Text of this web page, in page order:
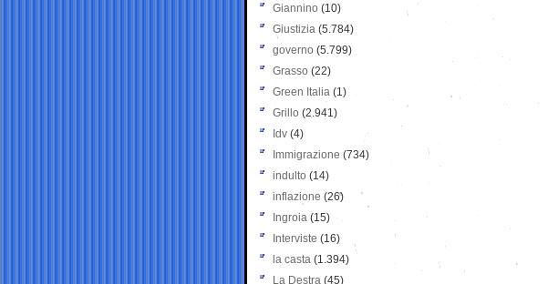
Giannino (10)
Giustizia (5.784)
governo (5.799)
Grasso (22)
Green Italia (1)
Grillo (2.941)
Idv (4)
Immigrazione (734)
indulto (14)
inflazione (26)
Ingroia (15)
Interviste (16)
la casta (1.394)
La Destra (45)